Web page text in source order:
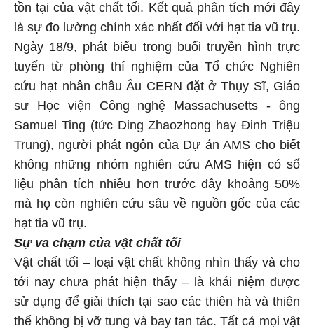
tồn tại của vật chất tối. Kết quả phân tích mới đây
là sự đo lường chính xác nhất đối với hạt tia vũ trụ.
Ngày 18/9, phát biểu trong buổi truyền hình trực
tuyến từ phòng thí nghiệm của Tổ chức Nghiên
cứu hạt nhân châu Âu CERN đặt ở Thụy Sĩ, Giáo
sư Học viện Công nghệ Massachusetts - ông
Samuel Ting (tức Ding Zhaozhong hay Đinh Triệu
Trung), người phát ngôn của Dự án AMS cho biết
không những nhóm nghiên cứu AMS hiện có số
liệu phân tích nhiều hơn trước đây khoảng 50%
mà họ còn nghiên cứu sâu về nguồn gốc của các
hạt tia vũ trụ.
Sự va chạm của vật chất tối
Vật chất tối – loại vật chất không nhìn thấy và cho
tới nay chưa phát hiện thấy – là khái niệm được
sử dụng để giải thích tại sao các thiên hà và thiên
thể không bị vỡ tung và bay tan tác. Tất cả mọi vật